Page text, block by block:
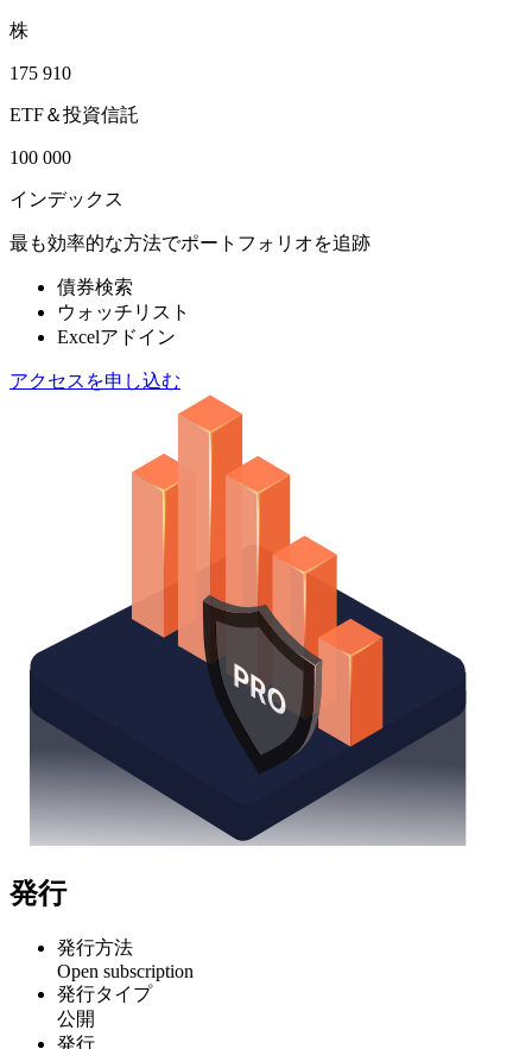
株
175 910
ETF＆投資信託
100 000
インデックス
最も効率的な方法でポートフォリオを追跡
債券検索
ウォッチリスト
Excelアドイン
アクセスを申し込む
発行
発行方法
Open subscription
発行タイプ
公開
発行